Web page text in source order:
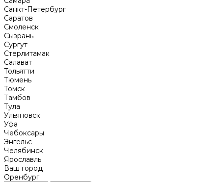
Санкт-Петербург
Саратов
Смоленск
Сызрань
Сургут
Стерлитамак
Салават
Тольятти
Тюмень
Томск
Тамбов
Тула
Ульяновск
Уфа
Чебоксары
Энгельс
Челябинск
Ярославль
Ваш город
Оренбург